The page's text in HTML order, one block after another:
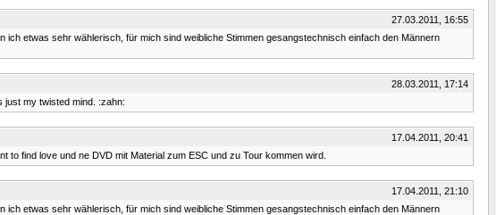
27.03.2011, 16:55
etwas sehr wählerisch, für mich sind weibliche Stimmen gesangstechnisch einfach den Männern
28.03.2011, 17:14
my twisted mind. :zahn:
17.04.2011, 20:41
find love und ne DVD mit Material zum ESC und zu Tour kommen wird.
17.04.2011, 21:10
etwas sehr wählerisch, für mich sind weibliche Stimmen gesangstechnisch einfach den Männern